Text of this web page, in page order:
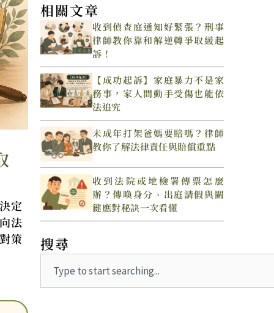
定
法
策
相關文章
收到偵查庭通知好緊張？刑事
律師教你靠和解逆轉爭取緩起
訴！
【成功起訴】家庭暴力不是家
務事，家人間動手受傷也能依
法追究
未成年打架爸媽要賠嗎？律師
教你了解法律責任與賠償重點
收到法院或地檢署傳票怎麼
辦？傳喚身分、出庭請假與關
鍵應對秘訣一次看懂
搜尋